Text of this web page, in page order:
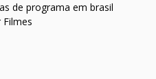
de programa em brasil
Filmes